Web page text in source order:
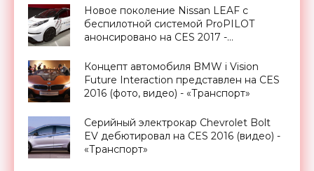
Новое поколение Nissan LEAF с
беспилотной системой ProPILOT
анонсировано на CES 2017 -
Концепт автомобиля BMW i Vision
Future Interaction представлен на CES
2016 (фото, видео) - «Транспорт»
Серийный электрокар Chevrolet Bolt
EV дебютировал на CES 2016 (видео) -
«Транспорт»